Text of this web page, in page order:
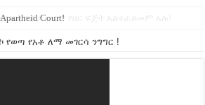
ኢትዮጵያ ውስጥ የዘር ፍጅት አልተፈፀመም አሉ!
Court!
የወጣ የአቶ ለማ መገርሳ ንግግር !